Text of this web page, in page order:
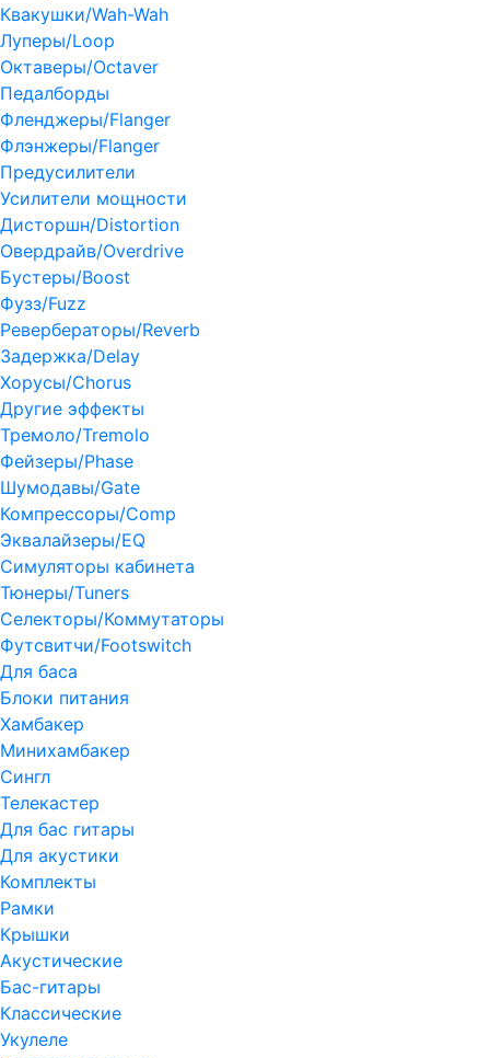
Квакушки/Wah-Wah
Луперы/Loop
Октаверы/Octaver
Педалборды
Фленджеры/Flanger
Флэнжеры/Flanger
Предусилители
Усилители мощности
Дисторшн/Distortion
Овердрайв/Overdrive
Бустеры/Boost
Фузз/Fuzz
Ревербераторы/Reverb
Задержка/Delay
Хорусы/Chorus
Другие эффекты
Тремоло/Tremolo
Фейзеры/Phase
Шумодавы/Gate
Компрессоры/Comp
Эквалайзеры/EQ
Симуляторы кабинета
Тюнеры/Tuners
Селекторы/Коммутаторы
Футсвитчи/Footswitch
Для баса
Блоки питания
Хамбакер
Минихамбакер
Сингл
Телекастер
Для бас гитары
Для акустики
Комплекты
Рамки
Крышки
Акустические
Бас-гитары
Классические
Укулеле